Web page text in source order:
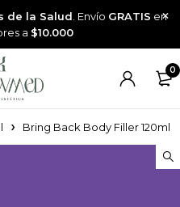
de la Salud . Envío GRATIS en
a $10.000
0
Bring Back Body Filler 120ml